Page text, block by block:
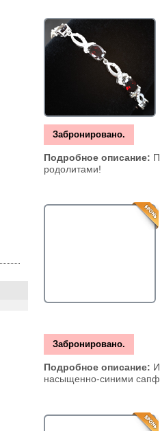
Забронировано.
Подробное описание:
родолитами!
Забронировано.
Подробное описание:
насыщенно-синими